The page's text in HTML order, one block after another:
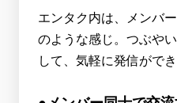
エンタク内は、メンバ
のような感じ。つぶや
して、気軽に発信ができ